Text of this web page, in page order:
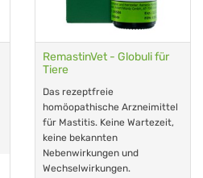
RemastinVet - Globuli für
Tiere
Das rezeptfreie
homöopathische Arzneimittel
für Mastitis. Keine Wartezeit,
keine bekannten
Nebenwirkungen und
Wechselwirkungen.